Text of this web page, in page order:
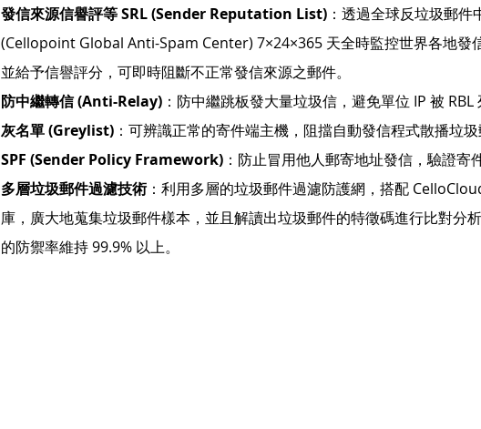
發信來源信譽評等 SRL (Sender Reputation List) ：透過全球反垃圾郵件
(Cellopoint Global Anti-Spam Center) 7×24×365 天全時監控世界各地發
並給予信譽評分，可即時阻斷不正常發信來源之郵件。
防中繼轉信 (Anti-Relay) ：防中繼跳板發大量垃圾信，避免單位 IP 被 RBL
灰名單 (Greylist) ：可辨識正常的寄件端主機，阻擋自動發信程式散播垃圾
SPF (Sender Policy Framework) ：防止冒用他人郵寄地址發信，驗證寄
多層垃圾郵件過濾技術：利用多層的垃圾郵件過濾防護網，搭配
庫，廣大地蒐集垃圾郵件樣本，並且解讀出垃圾郵件的特徵碼進行比對分
的防禦率維持 99.9% 以上。